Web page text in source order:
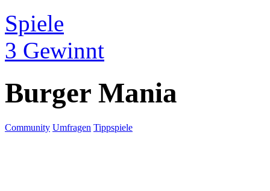
Spiele
3 Gewinnt
Burger Mania
Community Umfragen Tippspiele